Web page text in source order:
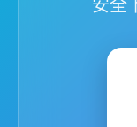
安全